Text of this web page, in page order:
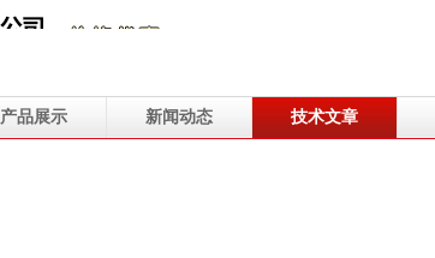
产品展示 新闻动态 技术文章